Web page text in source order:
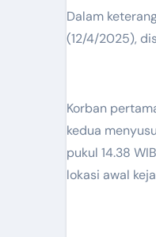
Dalam keterangan tertulis yang dirilis Badan Penanggulangan Bencana Daerah (BPBD) Jawa Timur, Sabtu
(12/4/2025),
Korban
kedua
pukul 14.38
lokasi awal